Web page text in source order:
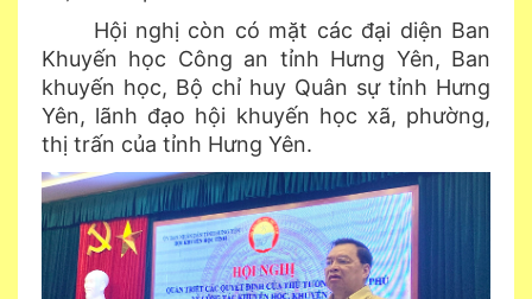
Hội nghị còn có mặt các đại diện Ban
Khuyến học Công an tỉnh Hưng Yên, Ban
khuyến học, Bộ chỉ huy Quân sự tỉnh Hưng
Yên, lãnh đạo hội khuyến học xã, phường,
thị trấn của tỉnh Hưng Yên.